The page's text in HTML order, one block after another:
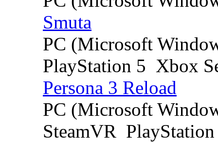
Smuta
PC (Microsoft
PlayStation 5 Xbox
Persona 3 Reload
PC (Microsoft
SteamVR